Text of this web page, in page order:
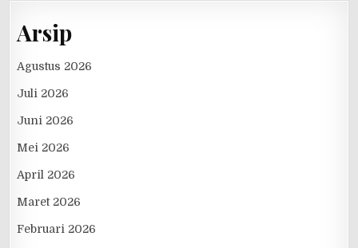
Arsip
Agustus 2026
Juli 2026
Juni 2026
Mei 2026
April 2026
Maret 2026
Februari 2026